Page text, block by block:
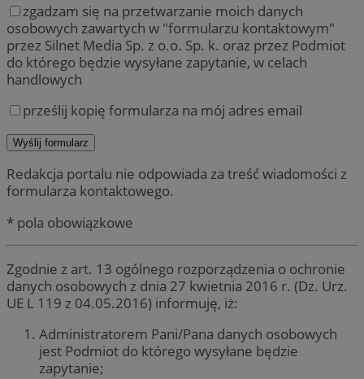
zgadzam się na przetwarzanie moich danych
osobowych zawartych w "formularzu kontaktowym"
przez Silnet Media Sp. z o.o. Sp. k. oraz przez Podmiot
do którego będzie wysyłane zapytanie, w celach
handlowych
prześlij kopię formularza na mój adres email
Redakcja portalu nie odpowiada za treść wiadomości z
formularza kontaktowego.
* pola obowiązkowe
Zgodnie z art. 13 ogólnego rozporządzenia o ochronie
danych osobowych z dnia 27 kwietnia 2016 r. (Dz. Urz.
UE L 119 z 04.05.2016) informuję, iż:
Administratorem Pani/Pana danych osobowych
jest Podmiot do którego wysyłane będzie
zapytanie;